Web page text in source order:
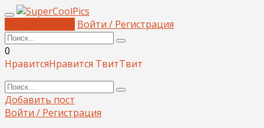
Войти / Регистрация
0
НравитсяНравится ТвитТвит
Добавить пост
Войти / Регистрация